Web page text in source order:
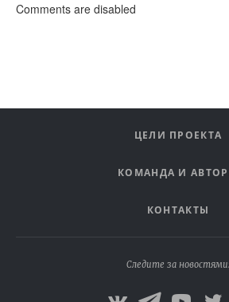
Comments are disabled
ЦЕЛИ ПРОЕКТА
КОМАНДА И
КОНТАКТЫ
Следите за